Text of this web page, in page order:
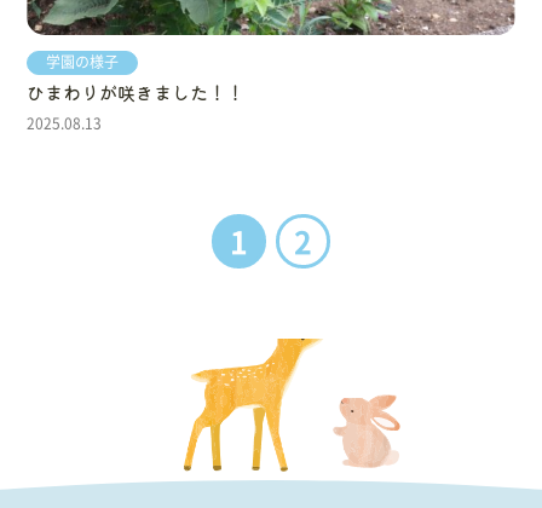
学園の様子
ひまわりが咲きました！！
2025.08.13
1 2